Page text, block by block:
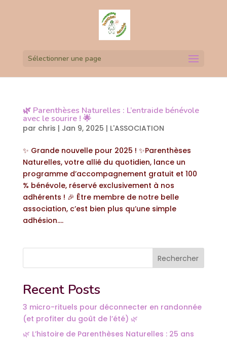
Sélectionner une page
🌿 Parenthèses Naturelles : L’entraide bénévole
avec le sourire ! 🌟
par chris | Jan 9, 2025 | L'ASSOCIATION
✨ Grande nouvelle pour 2025 ! ✨Parenthèses
Naturelles, votre allié du quotidien, lance un
programme d’accompagnement gratuit et 100
% bénévole, réservé exclusivement à nos
adhérents ! 🎉 Être membre de notre belle
association, c’est bien plus qu’une simple
adhésion....
Rechercher
Recent Posts
3 micro-rituels pour déconnecter en randonnée
(et profiter du goût de l’été) 🌿
🌿 L’histoire de Parenthèses Naturelles : 25 ans